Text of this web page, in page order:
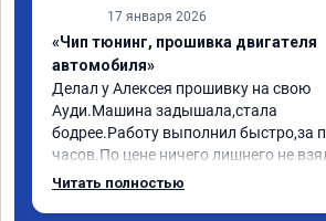
17 января 2026
«Чип тюнинг, прошивка двигателя
автомобиля»
Делал у Алексея прошивку на свою
Ауди.Машина задышала,стала
бодрее.Работу выполнил быстро,за
часов.По цене ничего лишнего не
как договаривались заранее.После
Читать полностью